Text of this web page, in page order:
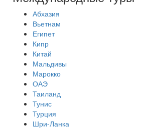
Абхазия
Вьетнам
Египет
Кипр
Китай
Мальдивы
Марокко
ОАЭ
Таиланд
Тунис
Турция
Шри-Ланка